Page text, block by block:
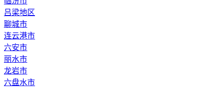
吕梁地区
聊城市
连云港市
六安市
丽水市
龙岩市
六盘水市